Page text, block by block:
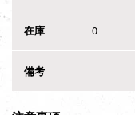
在庫 0
備考